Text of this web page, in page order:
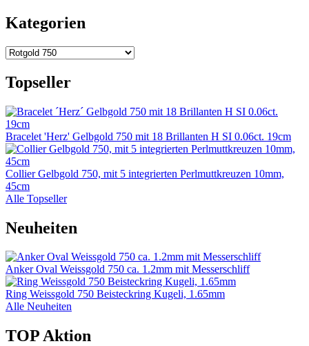
Kategorien
Topseller
Bracelet 'Herz' Gelbgold 750 mit 18 Brillanten H SI 0.06ct. 19cm
Collier Gelbgold 750, mit 5 integrierten Perlmuttkreuzen 10mm,
45cm
Alle Topseller
Neuheiten
Anker Oval Weissgold 750 ca. 1.2mm mit Messerschliff
Ring Weissgold 750 Beisteckring Kugeli, 1.65mm
Alle Neuheiten
TOP Aktion